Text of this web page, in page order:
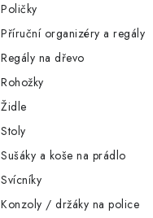
Poličky
Příruční organizéry a regály
Regály na dřevo
Rohožky
Židle
Stoly
Sušáky a koše na prádlo
Svícníky
Konzoly / držáky na police